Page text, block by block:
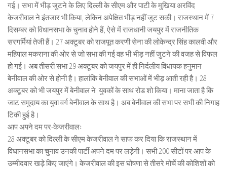
गई। सभा में भीड़ जुटने के लिए दिल्ली के सीएम और पाटी के मुखिया अरविंद
केजरीवाल ने इंतजार भी किया, लेकिन अपेक्षित भीड़ नहीं जुट सकी। राजस्थान में 7
दिसम्बर को विधानसभा के चुनाव होने हैं, ऐसे में राजधानी जयपुर में राजनीतिक
सरगर्मियां तेजी हैं। 27 अक्टूबर को राजपूत करणी सेना की लोकेन्द्र सिंह कालवी और
महिपाल मकराना की ओर से जो सभा की गई वह भी भीड़ नहीं जुटने की वजह से विफल
हो गई। अब तीसरी सभा 29 अक्टूबर को जयपुर में ही निर्दलीय विधायक हनुमान
बेनीवाल की ओर से होनी है। हालांकि बेनीवाल की सभाओं में भीड़ आती रही है। 28
अक्टूबर को भी जयपुर में बेनीवाल ने युवकों के साथ रोड शो किया। माना जाता है कि
जाट समुदाय का युवा वर्ग बेनीवाल के साथ है। अब बेनीवाल की सभा पर सभी की निगाह
टिकी हुई है।
आप अपने दम पर-केजरीवालः
28 अक्टूबर को दिल्ली के सीएम केजरीवाल ने साफ कर दिया कि राजस्थान में
विधानसभा का चुनाव उनकी पार्टी अपने दम पर लड़ेगी। सभी 200 सीटों पर आप के
उम्मीदवार खड़े किए जाएंगे। केजरीवाल की इस घोषणा से तीसरे मोर्चे की कोशिशों को